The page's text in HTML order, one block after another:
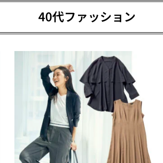
40代ファッション